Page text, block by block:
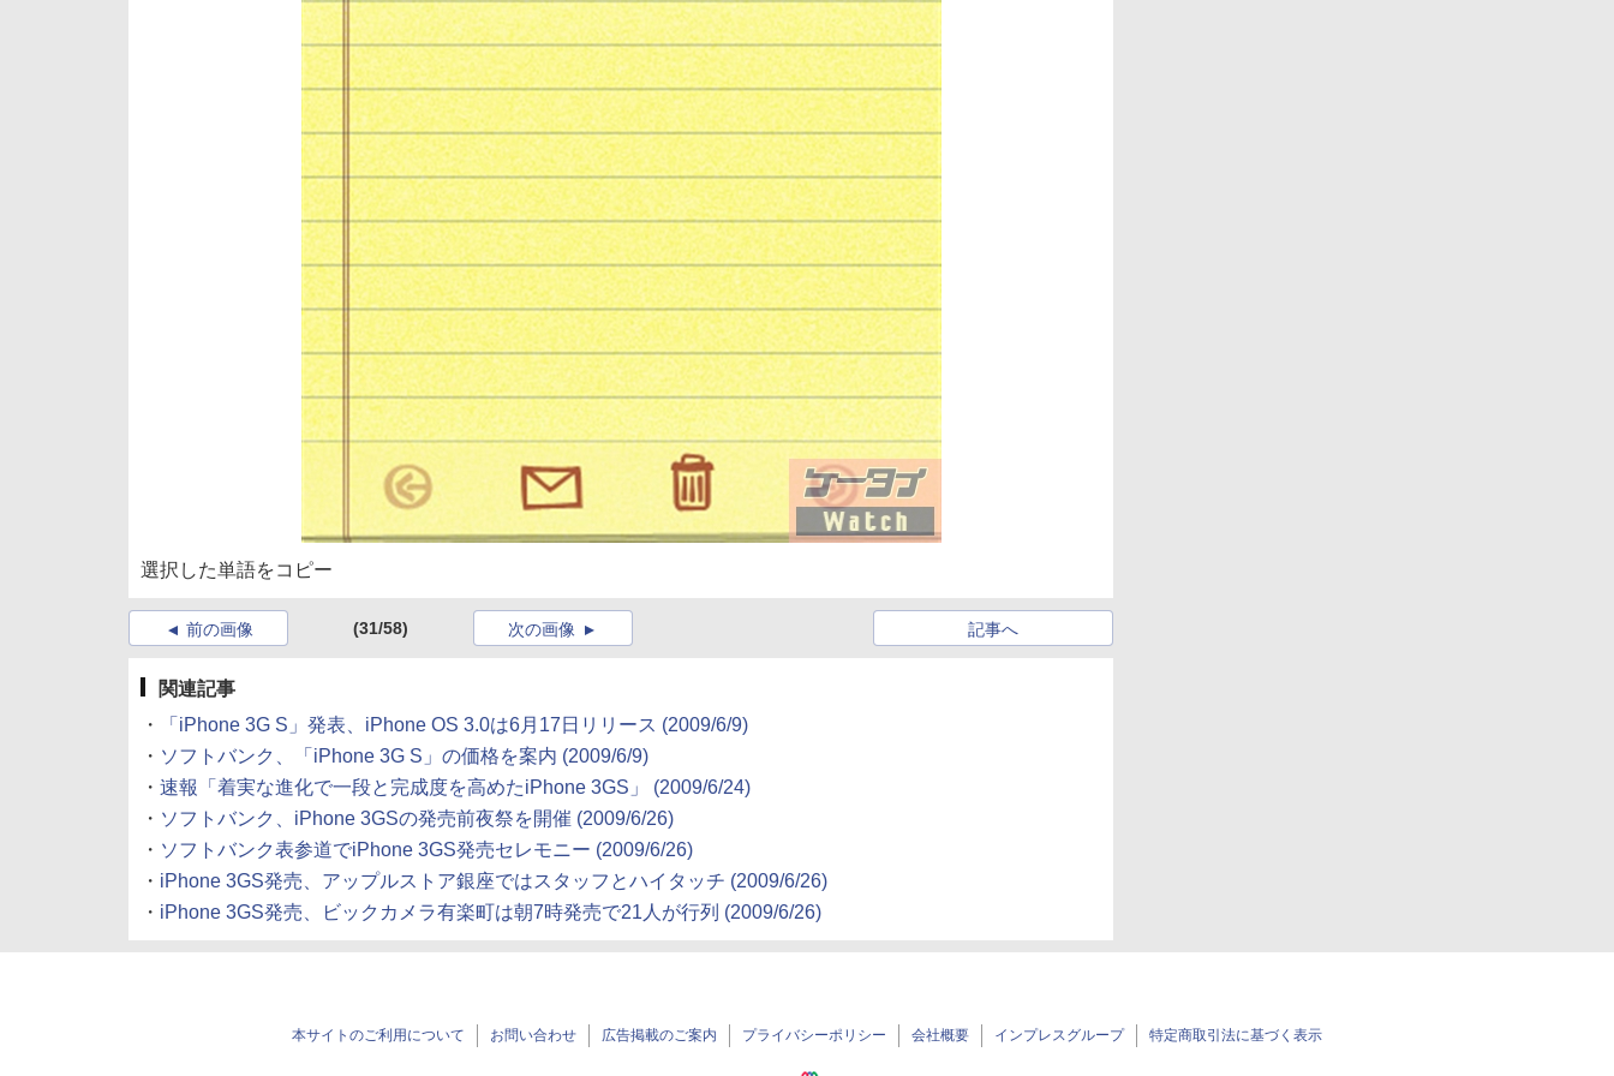
選択した単語をコピー
前の画像 (31/58) 記事へ
次の画像
関連記事
・
「iPhone 3G S」発表、iPhone OS 3.0は6月17日リリース (2009/6/9)
・ ソフトバンク、「iPhone 3G S」の価格を案内 (2009/6/9)
・ 速報「着実な進化で一段と完成度を高めたiPhone 3GS」
(2009/6/24)
・ ソフトバンク、iPhone 3GSの発売前夜祭を開催 (2009/6/26)
・ ソフトバンク表参道でiPhone 3GS発売セレモニー (2009/6/26)
・ iPhone 3GS発売、アップルストア銀座ではスタッフとハイタッチ (2009/6/26)
・ iPhone 3GS発売、ビックカメラ有楽町は朝7時発売で21人が行列 (2009/6/26)
本サイトのご利用について お問い合わせ 広告掲載のご案内 プライバシーポリシー 会社概要 インプレスグループ 特定商取引法に基づく表示